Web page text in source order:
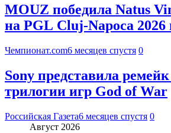
MOUZ победила Natus
на PGL Cluj-Napoca 2026
Чемпионат.com6 месяцев спустя 0
Sony представила
трилогии игр God of War
Российская Газета6 месяцев спустя 0
Август 2026